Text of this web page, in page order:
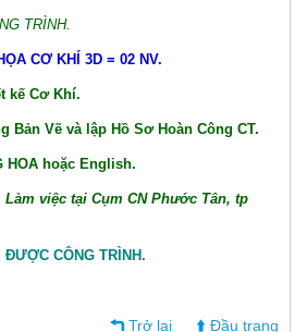
TRÌNH.
CƠ KHÍ 3D = 02 NV.
kế Cơ Khí.
Bản Vẽ và lập Hồ Sơ Hoàn Công CT.
HOA hoặc English.
Làm việc tại Cụm CN Phước Tân, tp
CÔNG TRÌNH.
Trở lại Đầu trang